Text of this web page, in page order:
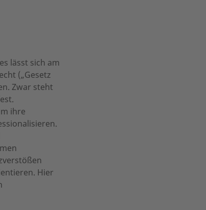
lässt sich am
(„Gesetz
Zwar steht
ihre
Hier